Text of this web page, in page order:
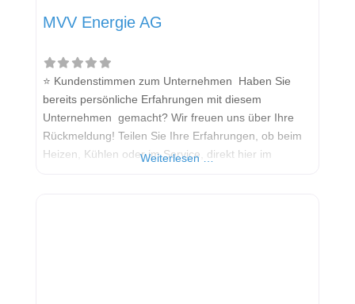
MVV Energie AG
⭐ Kundenstimmen zum Unternehmen Haben Sie
bereits persönliche Erfahrungen mit diesem
Unternehmen gemacht? Wir freuen uns über Ihre
Rückmeldung! Teilen Sie Ihre Erfahrungen, ob beim
Heizen, Kühlen oder im Service, direkt hier im
Weiterlesen …